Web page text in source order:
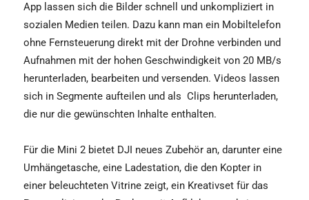
App lassen sich die Bilder schnell und unkompliziert in
sozialen Medien teilen. Dazu kann man ein Mobiltelefon
ohne Fernsteuerung direkt mit der Drohne verbinden und
Aufnahmen mit der hohen Geschwindigkeit von 20 MB/s
herunterladen, bearbeiten und versenden. Videos lassen
sich in Segmente aufteilen und als Clips herunterladen,
die nur die gewünschten Inhalte enthalten.
Für die Mini 2 bietet DJI neues Zubehör an, darunter eine
Umhängetasche, eine Ladestation, die den Kopter in
einer beleuchteten Vitrine zeigt, ein Kreativset für das